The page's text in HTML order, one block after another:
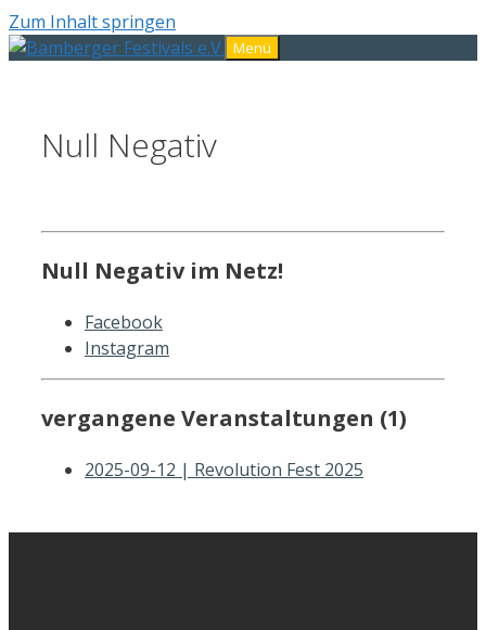
Zum Inhalt springen
Menü
Null Negativ
Null Negativ im Netz!
Facebook
Instagram
vergangene Veranstaltungen (1)
2025-09-12 | Revolution Fest 2025